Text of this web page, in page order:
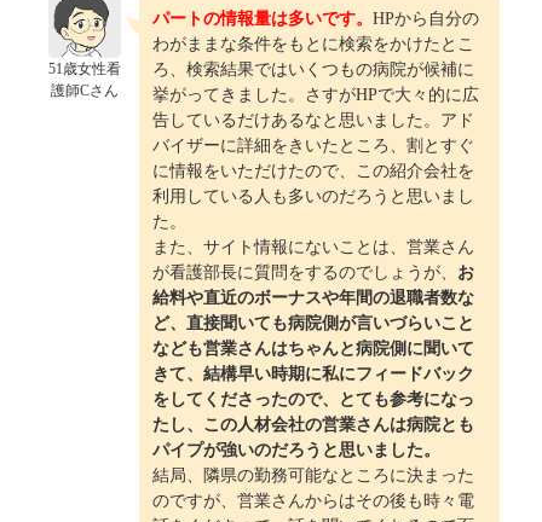
51歳女性看
護師Cさん
パートの情報量は多いです。 HPから自分の
わがままな条件をもとに検索をかけたとこ
ろ、検索結果ではいくつもの病院が候補に
挙がってきました。さすがHPで大々的に広
告しているだけあるなと思いました。アド
バイザーに詳細をきいたところ、割とすぐ
に情報をいただけたので、この紹介会社を
利用している人も多いのだろうと思いまし
た。
また、サイト情報にないことは、営業さん
が看護部長に質問をするのでしょうが、 お
給料や直近のボーナスや年間の退職者数な
ど、直接聞いても病院側が言いづらいこと
なども営業さんはちゃんと病院側に聞いて
きて、結構早い時期に私にフィードバック
をしてくださったので、とても参考になっ
たし、この人材会社の営業さんは病院とも
パイプが強いのだろうと思いました。
結局、隣県の勤務可能なところに決まった
のですが、営業さんからはその後も時々電